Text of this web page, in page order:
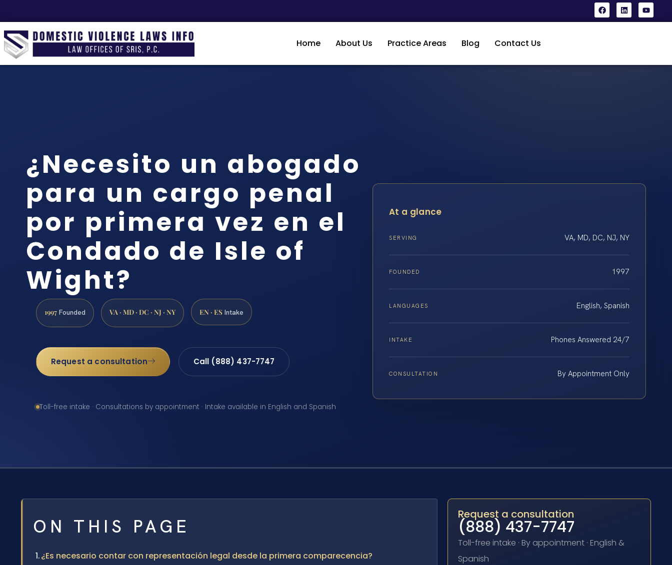
Home About Us Practice Areas Blog Contact Us
¿Necesito un abogado
para un cargo penal
por primera vez en el
Condado de Isle of
Wight?
1997 Founded VA · MD · DC · NJ · NY EN · ES Intake
Request a consultation Call (888) 437-7747
Toll-free intake · Consultations by appointment · Intake available in English and Spanish
At a glance
SERVING VA, MD, DC, NJ, NY
FOUNDED 1997
LANGUAGES English, Spanish
INTAKE Phones Answered 24/7
CONSULTATION By Appointment Only
ON THIS PAGE
¿Es necesario contar con representación legal desde la primera comparecencia?
Request a consultation
(888) 437-7747
Toll-free intake · By appointment · English &
Spanish